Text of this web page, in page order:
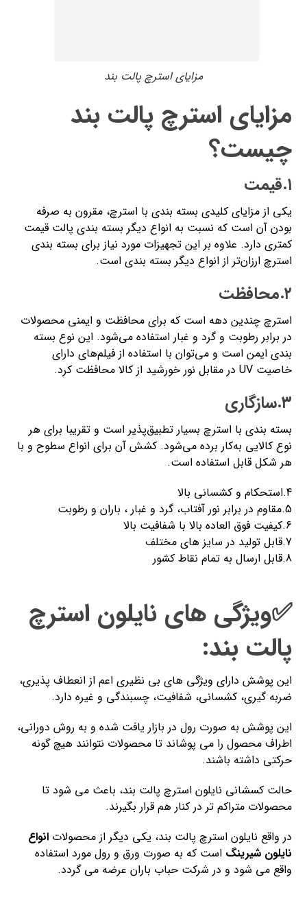
مزایای استرچ پالت بند
مزایای استرچ پالت بند
چیست؟
۱.قیمت
یکی از مزایای کلیدی بسته بندی با استرچ، مقرون به صرفه
بودن آن است که نسبت به انواع دیگر بسته بندی پالت قیمت
کمتری دارد. علاوه بر این تجهیزات مورد نیاز برای بسته بندی
استرچ ارزان‌تر از انواع دیگر بسته بندی است.
۲.محافظت
استرچ چندین دهه است که برای محافظت و ایمنی محصولات
در برابر رطوبت و گرد و غبار استفاده می‌شود. این نوع بسته
بندی ایمن است و می‌توان با استفاده از فیلم‌های دارای
خاصیت UV در مقابل نور خورشید از کالا محافظت کرد.
۳.سازگاری
بسته بندی با استرچ بسیار تطبیق‌پذیر است و تقریبا برای هر
نوع کالایی به‌کار برده می‌شود. کشش آن برای انواع سطوح و با
هر شکل قابل استفاده است.
4.استحکام و کشسانی بالا
5.مقاوم در برابر نور آفتاب، گرد و غبار ، باران و رطوبت
6.کیفیت فوق العاده بالا با شفافیت بالا
7.قابل تولید در سایز های مختلف
8.قابل ارسال به تمام نقاط کشور
✅ویژگی های نایلون استرچ
پالت بند:
این پوشش دارای ویژگی های بی نظیری اعم از انعطاف پذیری،
ضربه گیری، کشسانی، شفافیت، چسبندگی و غیره دارد.
این پوشش به صورت رول در بازار یافت شده و به روش دورانی،
اطراف محصول را می پوشاند تا محصولات نتوانند هیچ گونه
حرکتی داشته باشند.
حالت کسشانی نایلون استرچ پالت بند، باعث می شود تا
محصولات متراکم تر در کنار هم قرار بگیرند.
در واقع نایلون استرچ پالت بند، یکی دیگر از محصولاتانواع
نایلون شیرینگاست که به صورت ورق و رول مورد استفاده
واقع می شود و در شرکت حباب باران عرضه می گردد.